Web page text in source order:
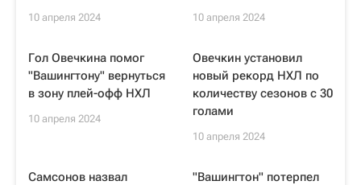
10 апреля 2024 10 апреля 2024
Гол Овечкина помог
"Вашингтону" вернуться
в зону плей-офф НХЛ
10 апреля 2024
Овечкин установил
новый рекорд НХЛ по
количеству сезонов с 30
голами
10 апреля 2024
Самсонов назвал
"Вашингтон" потерпел